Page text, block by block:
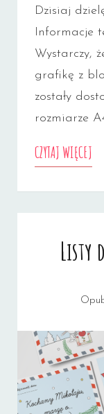
Dzisiaj
Informacje
Wystarczy,
grafikę z
zostały
rozmiarze
CZYTAJ WIĘCEJ
Listy